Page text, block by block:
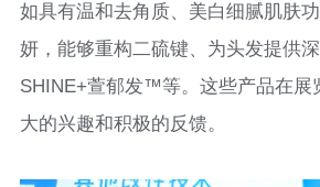
如具有温和去角质、美白细腻肌肤
妍，能够重构二硫键、为头发提供
SHINE+萱郁发™等。这些产品在展
大的兴趣和积极的反馈。